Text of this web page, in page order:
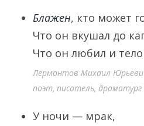
Блажен, кто может
Что он вкушал до
Что он любил и
Лермонтов Михаил
поэт, писатель, драматург
У ночи — мрак,